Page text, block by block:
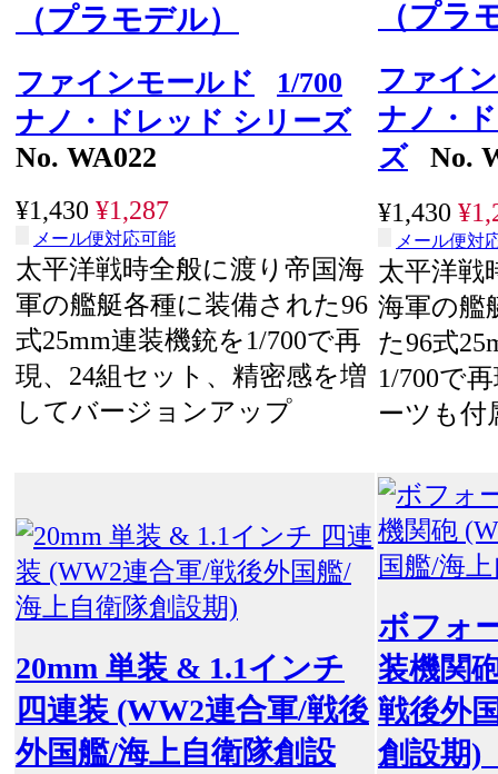
（プラモデル）
ファインモールド
1/700
ナノ・ドレッド シリーズ
No. WA022
¥1,430 ¥1,287
メール便対応可能
太平洋戦時全般に渡り帝国海
軍の艦艇各種に装備された96
式25mm連装機銃を1/700で再
現、24組セット、精密感を増
してバージョンアップ
（プラ
ファイ
ナノ・
ズNo.
¥1,430
メール便対
太平洋戦
海軍の艦
た96式
1/700で
ーツも付
20mm 単装 & 1.1インチ
四連装 (WW2連合軍/戦後
外国艦/海上自衛隊創設
ボフォ
装機関
戦後外
創設期)